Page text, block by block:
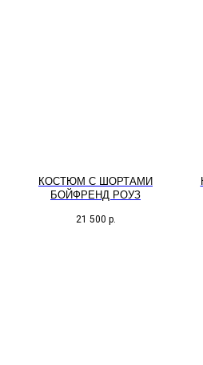
КОСТЮМ С ШОРТАМИ
БОЙФРЕНД РОУЗ
21 500 р.